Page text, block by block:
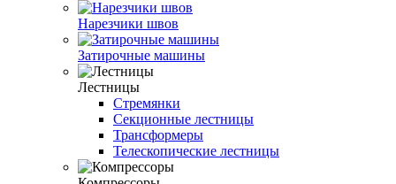
Нарезчики швов
Затирочные машины
Лестницы
Стремянки
Секционные лестницы
Трансформеры
Телескопические лестницы